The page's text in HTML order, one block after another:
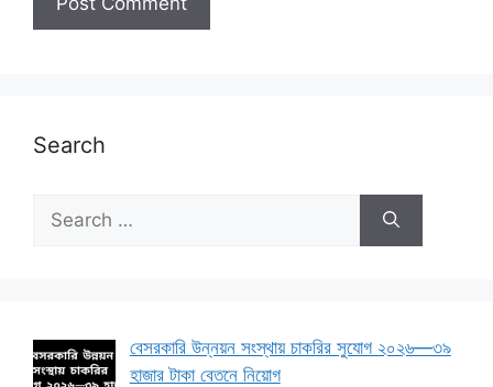
Search
for:
বেসরকারি উন্নয়ন সংস্থায় চাকরির সুযোগ ২০২৬—৩৯
হাজার টাকা বেতনে নিয়োগ